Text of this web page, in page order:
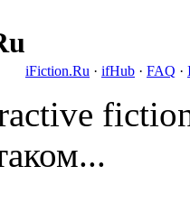
iFiction.Ru · ifHub · FAQ ·